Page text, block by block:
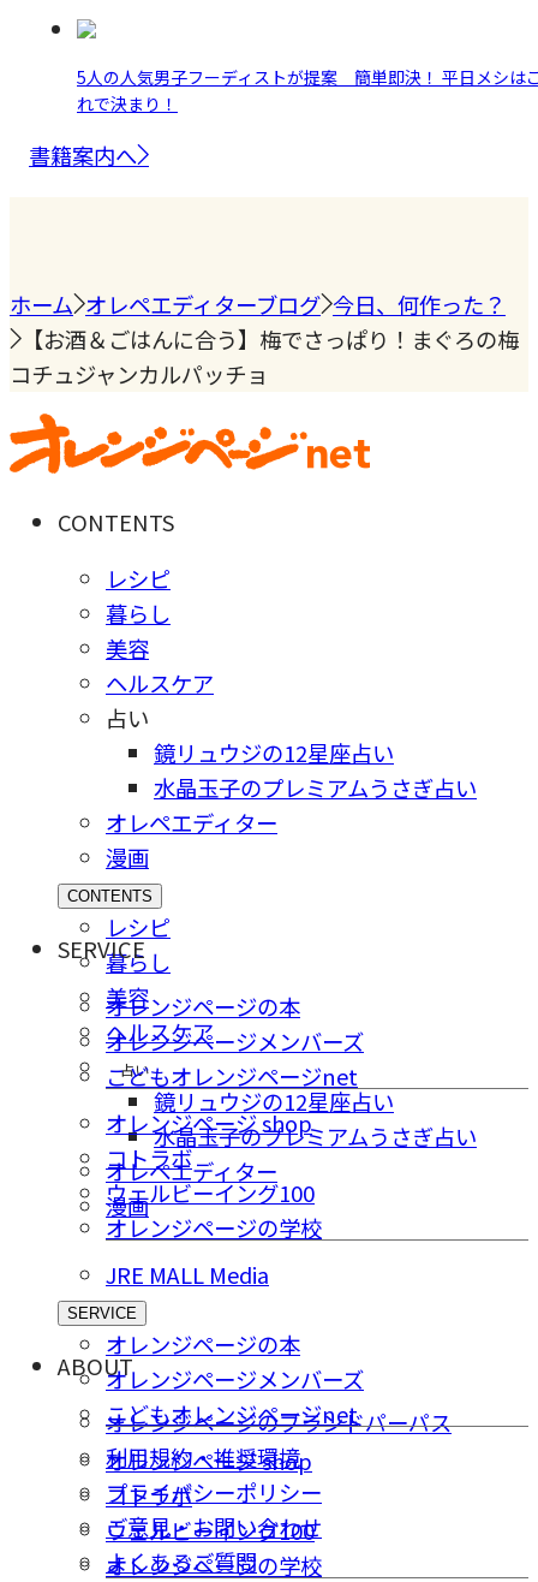
5人の人気男子フーディストが提案 簡単即決！ 平日メシは
れで決まり！
書籍案内へ
ホーム オレペエディターブログ 今日、何作った？
【お酒＆ごはんに合う】梅でさっぱり！まぐろの梅
コチュジャンカルパッチョ
CONTENTS
レシピ
暮らし
美容
ヘルスケア
占い
鏡リュウジの12星座占い
水晶玉子のプレミアムうさぎ占い
オレペエディター
漫画
CONTENTS
レシピ
暮らし
美容
ヘルスケア
占い
鏡リュウジの12星座占い
水晶玉子のプレミアムうさぎ占い
オレペエディター
漫画
SERVICE
オレンジページの本
オレンジページメンバーズ
こどもオレンジページnet
オレンジページ shop
コトラボ
ウェルビーイング100
オレンジページの学校
JRE MALL Media
SERVICE
オレンジページの本
オレンジページメンバーズ
こどもオレンジページnet
オレンジページ shop
コトラボ
ウェルビーイング100
オレンジページの学校
ABOUT
オレンジページのブランドパーパス
利用規約・推奨環境
プライバシーポリシー
ご意⾒・お問い合わせ
よくあるご質問